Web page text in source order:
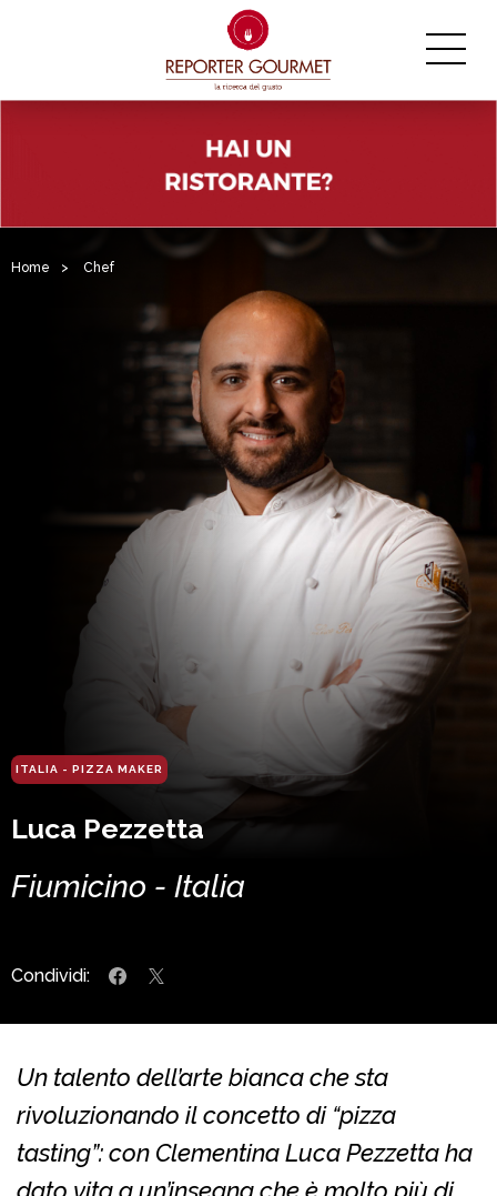
Home > Chef
ITALIA - PIZZA MAKER
Luca Pezzetta
Fiumicino - Italia
Condividi:
Un talento dell’arte bianca che sta
rivoluzionando il concetto di “pizza
tasting”: con Clementina Luca Pezzetta ha